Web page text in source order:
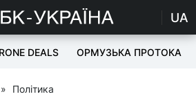
UA
DEALS ОРМУЗЬКА ПРОТОКА
» Політика